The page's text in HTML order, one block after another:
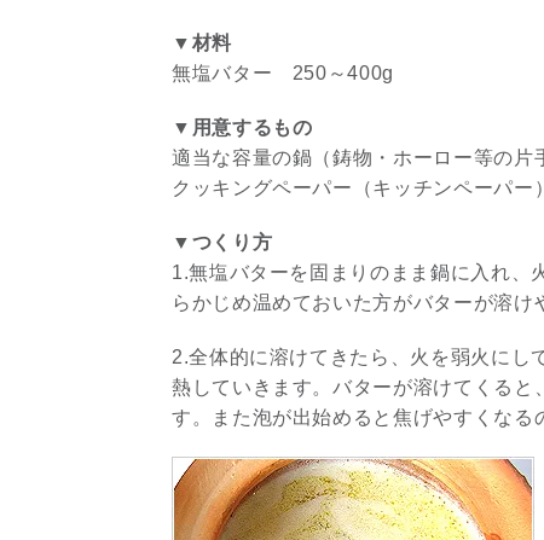
▼材料
無塩バター 250～400g
▼用意するもの
適当な容量の鍋（鋳物・ホーロー等の片
クッキングペーパー（キッチンペーパー
▼つくり方
1.無塩バターを固まりのまま鍋に入れ、
らかじめ温めておいた方がバターが溶け
2.全体的に溶けてきたら、火を弱火にし
熱していきます。バターが溶けてくると
す。また泡が出始めると焦げやすくなる